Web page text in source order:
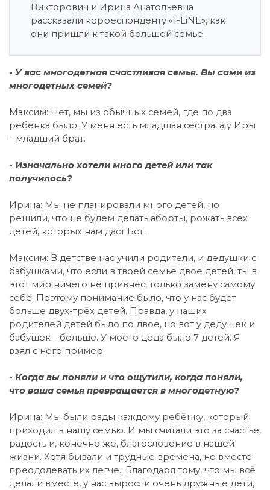
Викторович и Ирина Анатольевна
рассказали корреспонденту «1-LiNE», как
они пришли к такой большой семье.
- У вас многодетная счастливая семья. Вы сами из
многодетных семей?
Максим: Нет, мы из обычных семей, где по два
ребёнка было. У меня есть младшая сестра, а у Иры
– младший брат.
- Изначально хотели много детей или так
получилось?
Ирина: Мы не планировали много детей, но
решили, что не будем делать аборты, рожать всех
детей, которых нам даст Бог.
Максим: В детстве нас учили родители, и дедушки с
бабушками, что если в твоей семье двое детей, ты в
этот мир ничего не привнёс, только замену самому
себе. Поэтому понимание было, что у нас будет
больше двух-трёх детей. Правда, у наших
родителей детей было по двое, но вот у дедушек и
бабушек – больше. У моего деда было 7 детей. Я
взял с него пример.
- Когда вы поняли и что ощутили, когда поняли,
что ваша семья превращается в многодетную?
Ирина: Мы были рады каждому ребёнку, который
приходил в нашу семью. И мы считали это за счастье,
радость и, конечно же, благословение в нашей
жизни. Хотя бывали и трудные времена, но вместе
преодолевать их легче.. Благодаря тому, что мы всё
делали вместе, у нас выросли очень дружные дети,